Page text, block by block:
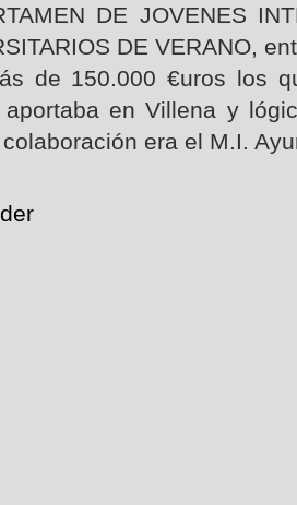
DE JOVENES
DE VERANO,
de 150.000 €uros los
aportaba en Villena y
era el M.I.